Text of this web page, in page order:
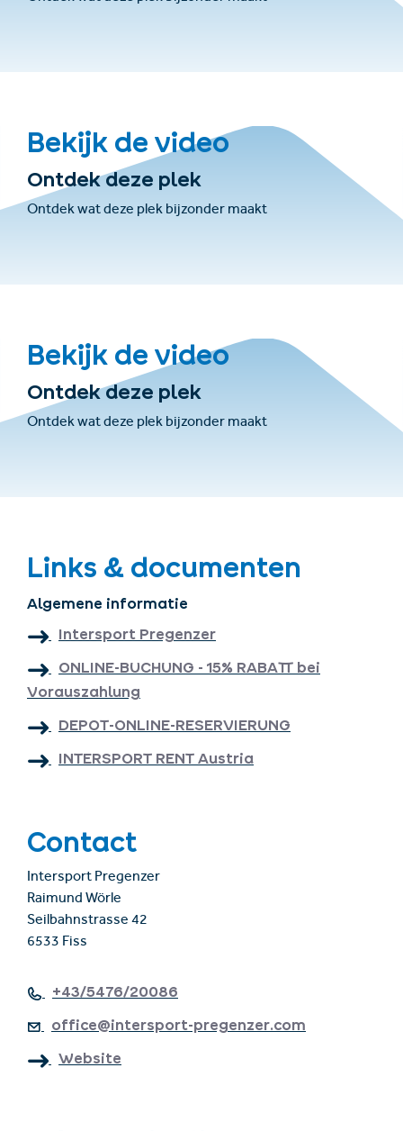
Bekijk de video
Ontdek deze plek
Ontdek wat deze plek bijzonder maakt
Bekijk de video
Ontdek deze plek
Ontdek wat deze plek bijzonder maakt
Links & documenten
Algemene informatie
Intersport Pregenzer
ONLINE-BUCHUNG - 15% RABATT bei
Vorauszahlung
DEPOT-ONLINE-RESERVIERUNG
INTERSPORT RENT Austria
Contact
Intersport Pregenzer
Raimund Wörle
Seilbahnstrasse 42
6533 Fiss
+43/5476/20086
office@intersport-pregenzer.com
Website